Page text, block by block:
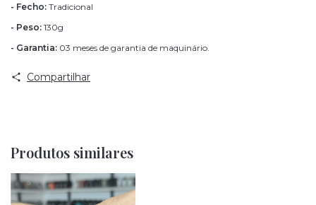
- Fecho: Tradicional
- Peso: 130g
- Garantia: 03 meses de garantia de maquinário.
Compartilhar
Produtos similares